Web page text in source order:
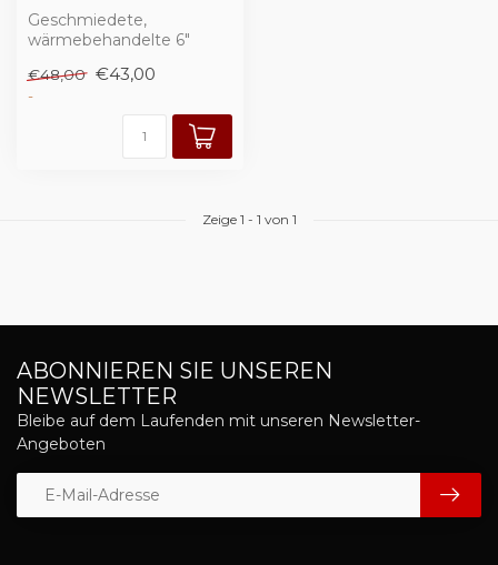
Geschmiedete,
wärmebehandelte 6"
Cromoly-Stahl mit
integrier...
€48,00 €43,00
-
Zeige 1 - 1 von 1
ABONNIEREN SIE UNSEREN
NEWSLETTER
Bleibe auf dem Laufenden mit unseren Newsletter-
Angeboten